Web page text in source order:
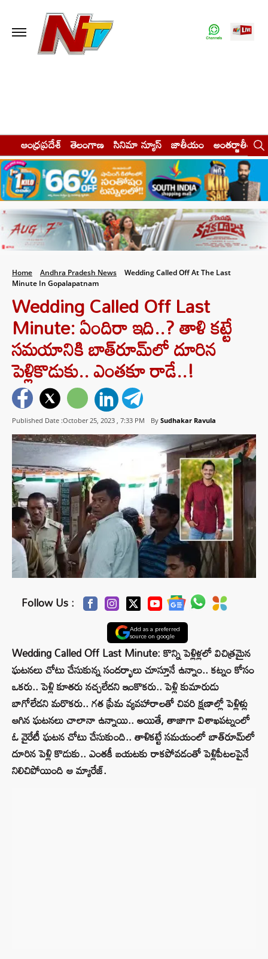
ఆంధ్రప్రదేశ్ తెలంగాణ సినిమా న్యూస్ జాతీయం అంతర్జాతీయం
Home Andhra Pradesh News
Wedding Called Off At The Last
Minute In Gopalapatnam
Wedding Called Off Last
Minute: ఏందిరా ఇది..? తాళి కట్టే
సమయానికి బాత్‌రూమ్‌లో దూరిన
పెళ్లికొడుకు.. ఎంతకూ రాడే..!
Published Date :October 25, 2023 , 7:33 PM By Sudhakar Ravula
Follow Us :
Add as a preferred
source on google
Wedding Called Off Last Minute: కొన్ని పెళ్లిళ్లలో విచిత్రమైన
ఘటనలు చోటు చేసుకున్న సందర్భాలు చూస్తూనే ఉన్నాం.. కట్నం కోసం
ఒకరు.. పెళ్లి కూతరు నచ్చలేదని ఇంకొకరు.. పెళ్లి కుమారుడు
బాగోలేడని మరొకరు.. గత ప్రేమ వ్యవహారాలతో చివరి క్షణాల్లో పెళ్లిళ్లు
ఆగిన ఘటనలు చాలానా ఉన్నాయి.. అయితే, తాజాగా విశాఖపట్నంలో
ఓ వైరేటీ ఘటన చోటు చేసుకుంది.. తాళికట్టే సమయంలో బాత్‌రూమ్‌లో
దూరిన పెళ్లి కొడుకు.. ఎంతకీ బయటకు రాకపోవడంతో పెళ్లిపీటలపైనే
నిలిచిపోయింది ఆ మ్యారేజ్‌.